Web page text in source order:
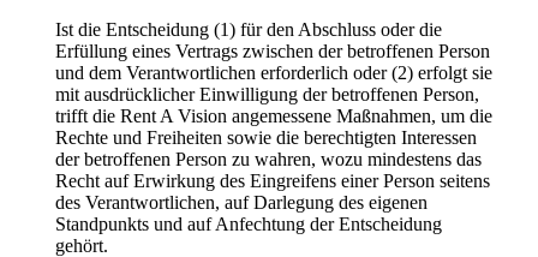
Ist die Entscheidung (1) für den Abschluss oder die
Erfüllung eines Vertrags zwischen der betroffenen Person
und dem Verantwortlichen erforderlich oder (2) erfolgt sie
mit ausdrücklicher Einwilligung der betroffenen Person,
trifft die Rent A Vision angemessene Maßnahmen, um die
Rechte und Freiheiten sowie die berechtigten Interessen
der betroffenen Person zu wahren, wozu mindestens das
Recht auf Erwirkung des Eingreifens einer Person seitens
des Verantwortlichen, auf Darlegung des eigenen
Standpunkts und auf Anfechtung der Entscheidung
gehört.